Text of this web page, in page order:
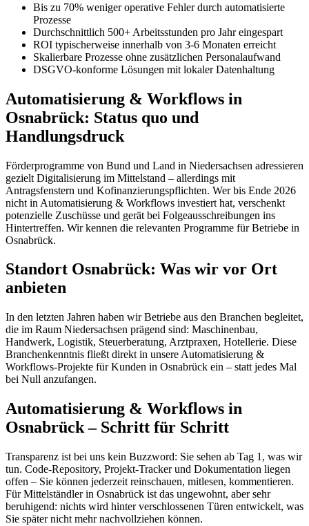
Bis zu 70% weniger operative Fehler durch automatisierte
Prozesse
Durchschnittlich 500+ Arbeitsstunden pro Jahr eingespart
ROI typischerweise innerhalb von 3-6 Monaten erreicht
Skalierbare Prozesse ohne zusätzlichen Personalaufwand
DSGVO-konforme Lösungen mit lokaler Datenhaltung
Automatisierung & Workflows in
Osnabrück: Status quo und
Handlungsdruck
Förderprogramme von Bund und Land in Niedersachsen adressieren
gezielt Digitalisierung im Mittelstand – allerdings mit
Antragsfenstern und Kofinanzierungspflichten. Wer bis Ende 2026
nicht in Automatisierung & Workflows investiert hat, verschenkt
potenzielle Zuschüsse und gerät bei Folgeausschreibungen ins
Hintertreffen. Wir kennen die relevanten Programme für Betriebe in
Osnabrück.
Standort Osnabrück: Was wir vor Ort
anbieten
In den letzten Jahren haben wir Betriebe aus den Branchen begleitet,
die im Raum Niedersachsen prägend sind: Maschinenbau,
Handwerk, Logistik, Steuerberatung, Arztpraxen, Hotellerie. Diese
Branchenkenntnis fließt direkt in unsere Automatisierung &
Workflows-Projekte für Kunden in Osnabrück ein – statt jedes Mal
bei Null anzufangen.
Automatisierung & Workflows in
Osnabrück – Schritt für Schritt
Transparenz ist bei uns kein Buzzword: Sie sehen ab Tag 1, was wir
tun. Code-Repository, Projekt-Tracker und Dokumentation liegen
offen – Sie können jederzeit reinschauen, mitlesen, kommentieren.
Für Mittelständler in Osnabrück ist das ungewohnt, aber sehr
beruhigend: nichts wird hinter verschlossenen Türen entwickelt, was
Sie später nicht mehr nachvollziehen können.